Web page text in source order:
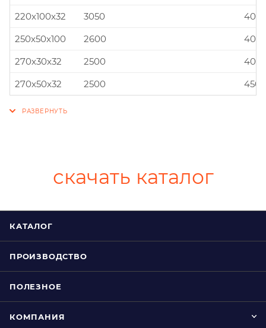
220x100x32
3050
250x50x100
2600
270x30x32
2500
270x50x32
2500
скачать каталог
КАТАЛОГ
ПРОИЗВОДСТВО
ПОЛЕЗНОЕ
КОМПАНИЯ